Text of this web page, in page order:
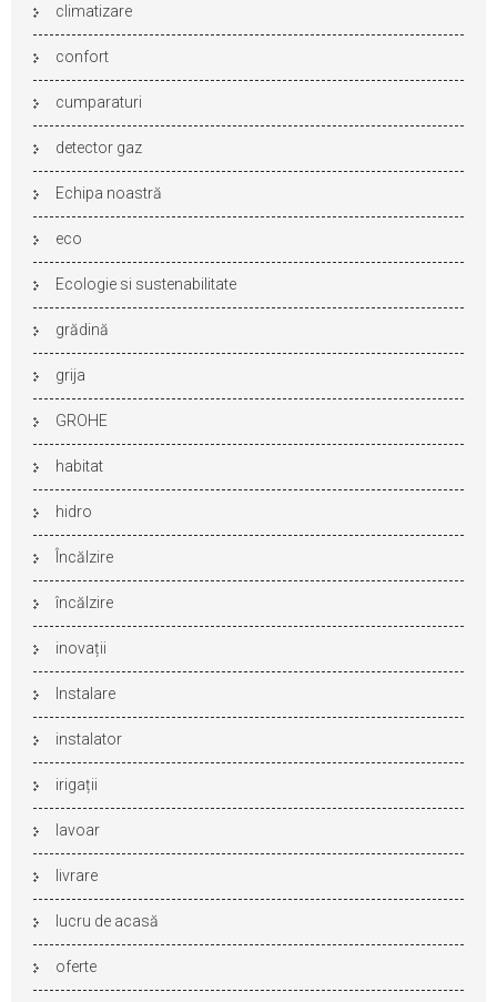
climatizare
confort
cumparaturi
detector gaz
Echipa noastră
eco
Ecologie si sustenabilitate
grădină
grija
GROHE
habitat
hidro
Încălzire
încălzire
inovații
Instalare
instalator
irigații
lavoar
livrare
lucru de acasă
oferte